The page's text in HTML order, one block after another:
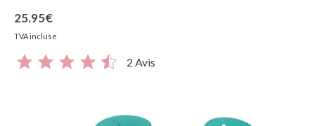
25.95€
TVA incluse
2 Avis